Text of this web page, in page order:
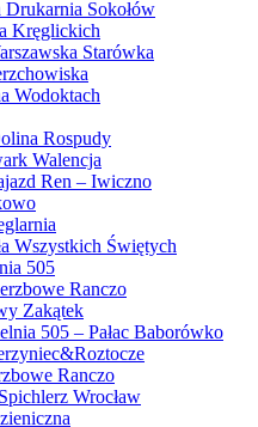
Sokołów
Kręglickich
Starówka
Wodoktach
Rospudy
Walencja
Ren – Iwiczno
Wszystkich Świętych
505
Ranczo
Zakątek
505 – Pałac Baborówko
Ranczo
Wrocław